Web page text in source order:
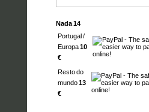
Nada 14
Portugal /
Europa10
€
Resto do
mundo13
€